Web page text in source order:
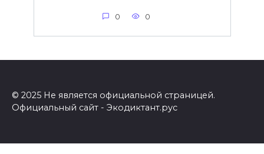
0 0
© 2025 Не является официальной страницей.
Официальный сайт - Экодиктант.рус